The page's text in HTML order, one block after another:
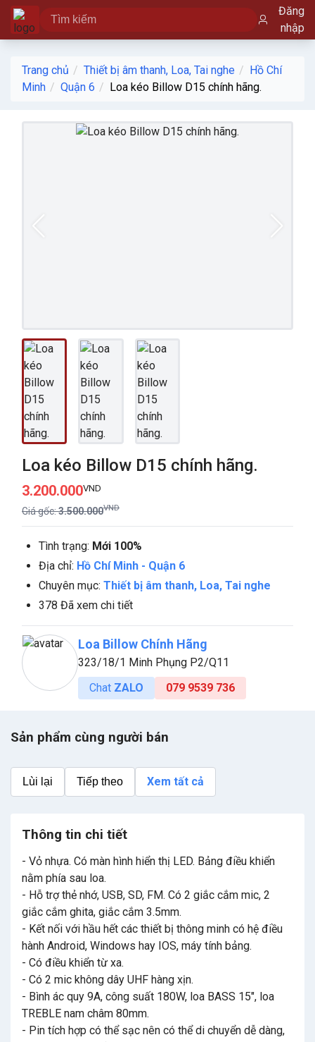
Đăng
nhập
Trang chủ Thiết bị âm thanh, Loa, Tai nghe
Hồ Chí
Minh
Quận 6 Loa kéo Billow D15 chính hãng.
Loa kéo Billow D15 chính hãng.
3.200.000VND
Giá gốc:3.500.000VND
Tình trạng: Mới 100%
Địa chỉ: Hồ Chí Minh - Quận 6
Chuyên mục: Thiết bị âm thanh, Loa, Tai nghe
378 Đã xem chi tiết
Loa Billow Chính Hãng
323/18/1 Minh Phụng P2/Q11
Chat ZALO 079 9539 736
Sản phẩm cùng người bán
Lùi lại Tiếp theo Xem tất cả
Thông tin chi tiết
- Vỏ nhựa. Có màn hình hiển thị LED. Bảng điều khiển
nằm phía sau loa.
- Hỗ trợ thẻ nhớ, USB, SD, FM. Có 2 giắc cắm mic, 2
giắc cắm ghita, giắc cắm 3.5mm.
- Kết nối với hầu hết các thiết bị thông minh có hệ điều
hành Android, Windows hay IOS, máy tính bảng.
- Có điều khiển từ xa.
- Có 2 mic không dây UHF hàng xịn.
- Bình ác quy 9A, công suất 180W, loa BASS 15", loa
TREBLE nam châm 80mm.
- Pin tích hợp có thể sạc nên có thể di chuyển dễ dàng,